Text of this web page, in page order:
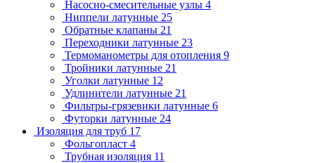
Насосно-смесительные узлы 4
Ниппели латунные 25
Обратные клапаны 21
Переходники латунные 23
Термоманометры для отопления 9
Тройники латунные 21
Уголки латунные 12
Удлинители латунные 21
Фильтры-грязевики латунные 6
Футорки латунные 24
Изоляция для труб 17
Фольгопласт 4
Трубная изоляция 11